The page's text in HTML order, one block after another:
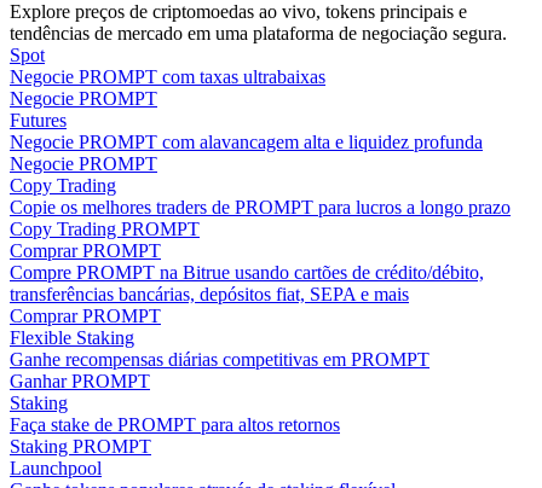
Estratégias de negociação
Aprenda como se manter lucrativo
Ganhar
Explore preços de criptomoedas ao vivo, tokens principais e
tendências de mercado em uma plataforma de negociação segura.
Spot
Negocie PROMPT com taxas ultrabaixas
Negocie PROMPT
Futures
Negocie PROMPT com alavancagem alta e liquidez profunda
Negocie PROMPT
Copy Trading
Copie os melhores traders de PROMPT para lucros a longo prazo
Copy Trading PROMPT
Comprar PROMPT
Compre PROMPT na Bitrue usando cartões de crédito/débito,
transferências bancárias, depósitos fiat, SEPA e mais
Comprar PROMPT
Flexible Staking
Ganhe recompensas diárias competitivas em PROMPT
Ganhar PROMPT
Staking
Faça stake de PROMPT para altos retornos
Staking PROMPT
Launchpool